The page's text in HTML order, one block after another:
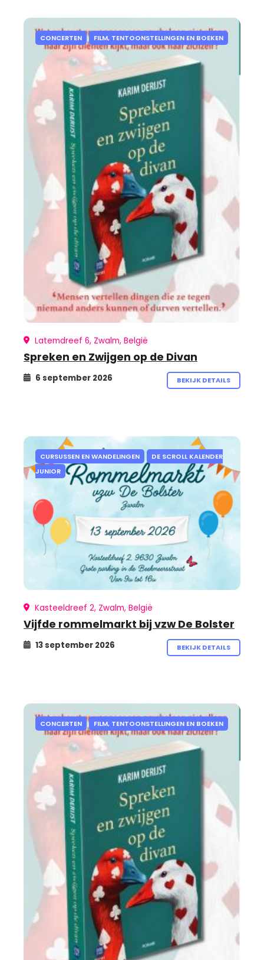
CONCERTEN FILM, TENTOONSTELLINGEN EN BOEKEN
Latemdreef 6, Zwalm, België
Spreken en Zwijgen op de Divan
6 september 2026 BEKIJK DETAILS
CURSUSSEN EN WANDELINGEN
DE SCROLL KALENDER
JUNIOR
Kasteeldreef 2, Zwalm, België
Vijfde rommelmarkt bij vzw De Bolster
13 september 2026 BEKIJK DETAILS
CONCERTEN FILM, TENTOONSTELLINGEN EN BOEKEN